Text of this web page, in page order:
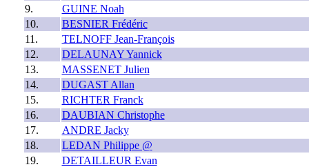
9.
GUINE Noah
10.
BESNIER Frédéric
11.
TELNOFF Jean-François
12.
DELAUNAY Yannick
13.
MASSENET Julien
14.
DUGAST Allan
15.
RICHTER Franck
16.
DAUBIAN Christophe
17.
ANDRE Jacky
18.
LEDAN Philippe @
19.
DETAILLEUR Evan